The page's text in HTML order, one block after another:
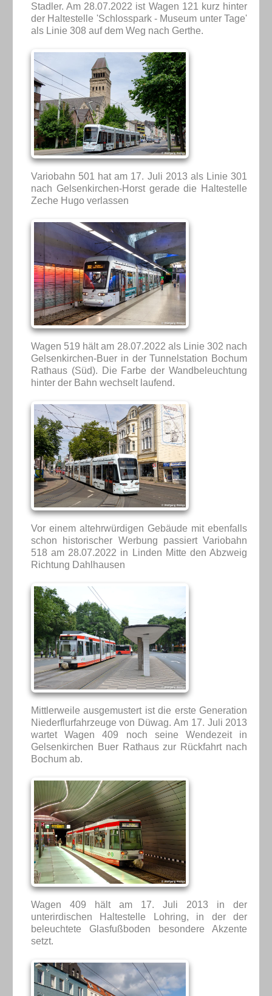
Stadler. Am 28.07.2022 ist Wagen 121 kurz hinter
der Haltestelle 'Schlosspark - Museum unter Tage'
als Linie 308 auf dem Weg nach Gerthe.
Variobahn 501 hat am 17. Juli 2013 als Linie 301
nach Gelsenkirchen-Horst gerade die Haltestelle
Zeche Hugo verlassen
Wagen 519 hält am 28.07.2022 als Linie 302 nach
Gelsenkirchen-Buer in der Tunnelstation Bochum
Rathaus (Süd). Die Farbe der Wandbeleuchtung
hinter der Bahn wechselt laufend.
Vor einem altehrwürdigen Gebäude mit ebenfalls
schon historischer Werbung passiert Variobahn
518 am 28.07.2022 in Linden Mitte den Abzweig
Richtung Dahlhausen
Mittlerweile ausgemustert ist die erste Generation
Niederflurfahrzeuge von Düwag. Am 17. Juli 2013
wartet Wagen 409 noch seine Wendezeit in
Gelsenkirchen Buer Rathaus zur Rückfahrt nach
Bochum ab.
Wagen 409 hält am 17. Juli 2013 in der
unterirdischen Haltestelle Lohring, in der der
beleuchtete Glasfußboden besondere Akzente
setzt.